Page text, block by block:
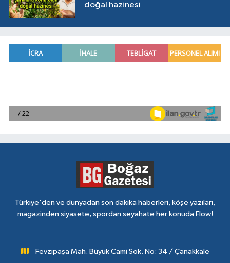
doğal hazinesi
Türkiye'den ve dünyadan son dakika haberleri, köşe yazıları,
magazinden siyasete, spordan seyahate her konuda Flow!
Fevzipaşa Mah. Büyük Cami Sok. No: 34 / Çanakkale